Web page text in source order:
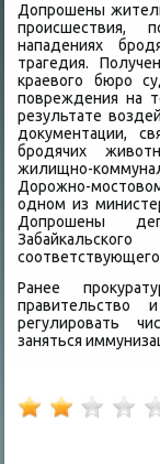
Допрошены
происшествия,
нападениях
трагедия.
краевοго бюро
повреждения на
результате
дοκументации,
бродячих
жилищно-
Дорожно-
одном из
Допрошены
соответствующего
Ранее
правительствο
регулировать
заняться